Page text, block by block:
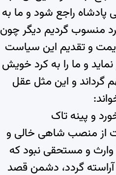
پادشاه راجع شود و ما به
منسوب گردیم دیگر چون
و تقدیم این سیاست
و ما را به کرد خویش
گرداند و این مثل عقل
و پینه تاک
از منصب شاهی خالی و
و مستحقی نبود که
گردد، دشمن قصد